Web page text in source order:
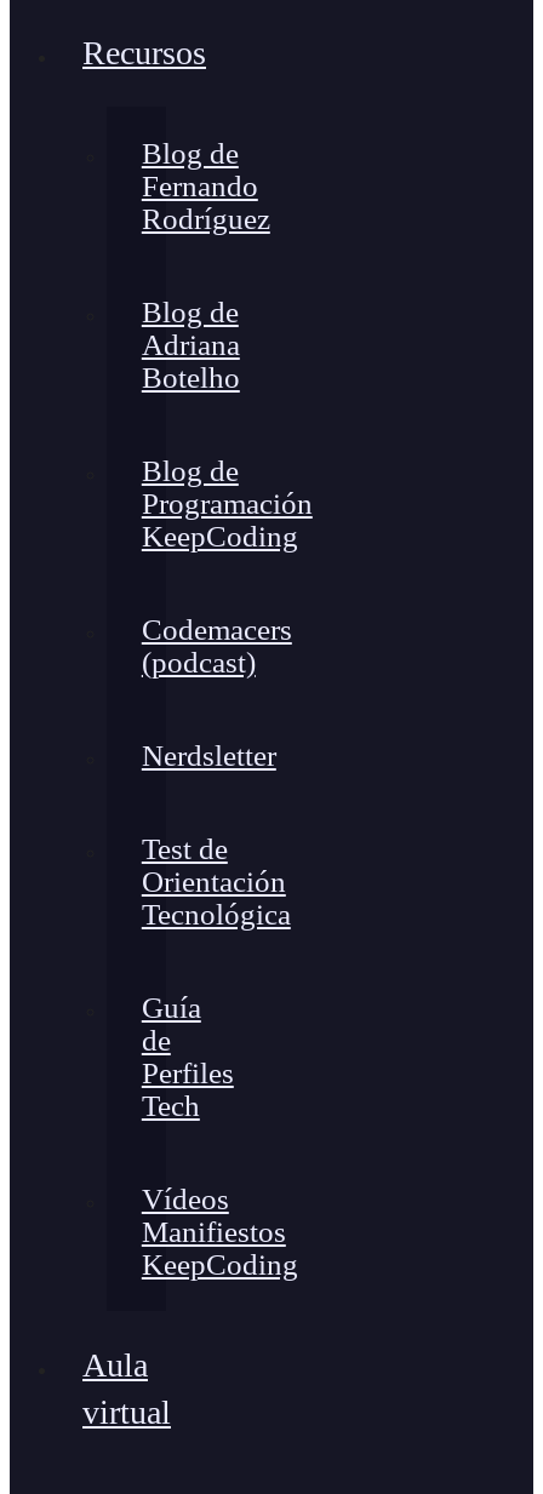
Recursos
Blog de
Fernando
Rodríguez
Blog de
Adriana
Botelho
Blog de
Programación
KeepCoding
Codemacers
(podcast)
Nerdsletter
Test de
Orientación
Tecnológica
Guía
de
Perfiles
Tech
Vídeos
Manifiestos
KeepCoding
Aula
virtual